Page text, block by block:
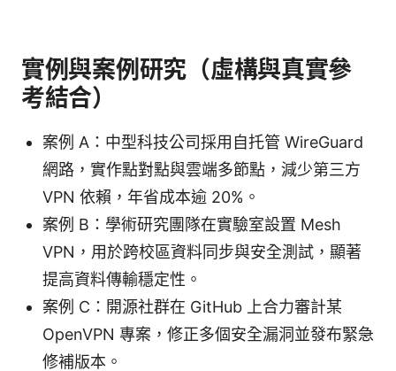
實例與案例研究（虛構與真實參
考結合）
案例 A：中型科技公司採用自托管 WireGuard
網路，實作點對點與雲端多節點，減少第三方
VPN 依賴，年省成本逾 20%。
案例 B：學術研究團隊在實驗室設置 Mesh
VPN，用於跨校區資料同步與安全測試，顯著
提高資料傳輸穩定性。
案例 C：開源社群在 GitHub 上合力審計某
OpenVPN 專案，修正多個安全漏洞並發布緊急
修補版本。